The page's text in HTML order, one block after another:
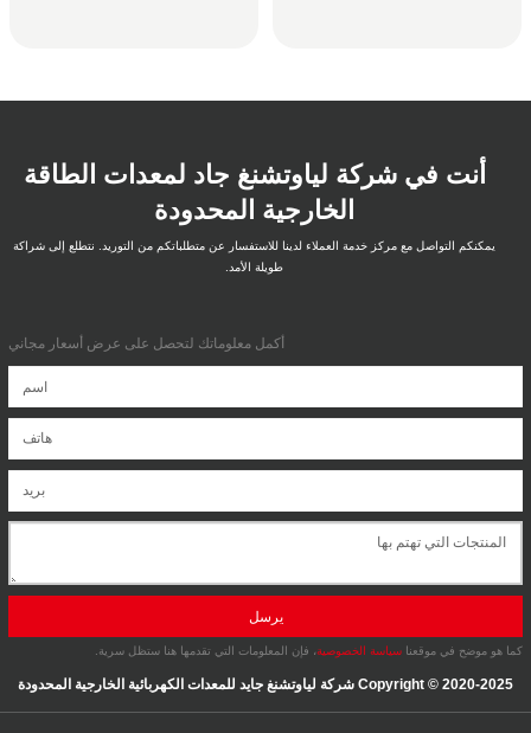
أنت في شركة لياوتشنغ جاد لمعدات الطاقة
الخارجية المحدودة
يمكنكم التواصل مع مركز خدمة العملاء لدينا للاستفسار عن متطلباتكم من التوريد. نتطلع إلى شراكة
طويلة الأمد.
أكمل معلوماتك لتحصل على عرض أسعار مجاني
يرسل
كما هو موضح في موقعنا سياسة الخصوصية، فإن المعلومات التي تقدمها هنا ستظل سرية.
Copyright © 2020-2025 شركة لياوتشنغ جايد للمعدات الكهربائية الخارجية المحدودة